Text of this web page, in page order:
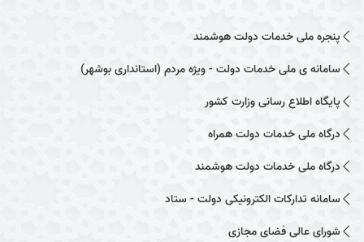
پنجره ملی خدمات دولت هوشمند
سامانه ی ملی خدمات دولت - ویژه مردم (استانداری بوشهر)
پایگاه اطلاع رسانی وزارت کشور
درگاه ملی خدمات دولت همراه
درگاه ملی خدمات دولت هوشمند
سامانه تدارکات الکترونیکی دولت - ستاد
شورای عالی فضای مجازی